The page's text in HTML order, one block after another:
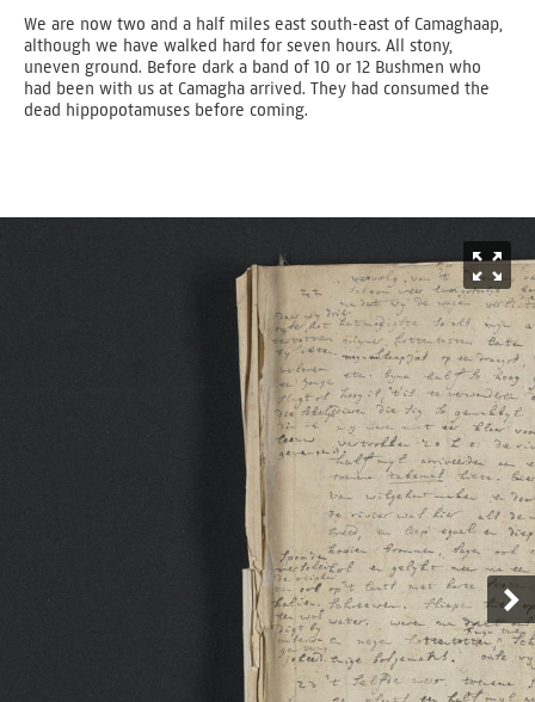
We are now two and a half miles east south-east of Camaghaap,
although we have walked hard for seven hours. All stony,
uneven ground. Before dark a band of 10 or 12 Bushmen who
had been with us at Camagha arrived. They had consumed the
dead hippopotamuses before coming.